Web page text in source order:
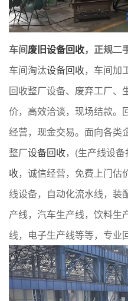
车间废旧设备回收，正规二
车间淘汰设备回收，车间加
回收整厂设备、废弃工厂、
价，高效洽谈，现场结款。
经营，现金交易。面向各类
整厂设备回收，(生产线设
收，诚信经营，免费上门估
线设备，自动化流水线，装
产线，汽车生产线，饮料生
线，电子生产线等等，专业